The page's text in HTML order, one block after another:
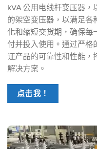
kVA 公用电线杆变压器，
的架空变压器，以满足各
化和缩短交货期，确保每
付并投入使用。通过严格
证产品的可靠性和性能，
解决方案。
点击我！